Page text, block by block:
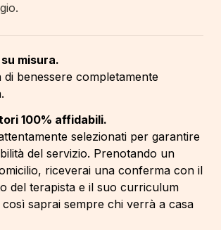
misura.
benessere completamente
100% affidabili.
selezionati per garantire
del servizio. Prenotando un
riceverai una conferma con il
del terapista e il suo curriculum
saprai sempre chi verrà a casa